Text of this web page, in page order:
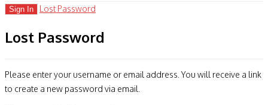
Lost Password
Lost Password
Please enter your username or email address. You will receive a link
to create a new password via email.